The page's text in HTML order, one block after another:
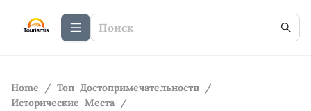
Home / Топ Достопримечательности /
Исторические Места /